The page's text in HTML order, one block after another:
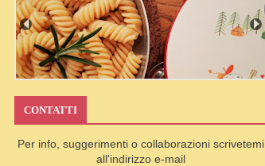
CONTATTI
Per info, suggerimenti o collaborazioni scrivetemi
all'indirizzo e-mail